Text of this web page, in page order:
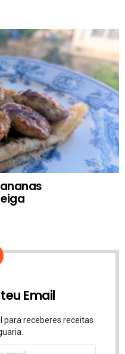
Email
para receberes receitas